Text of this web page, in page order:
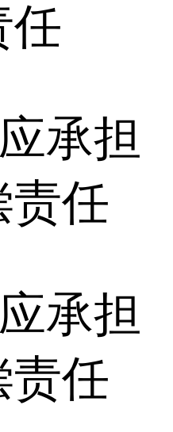
任
承担
责任
承担
责任